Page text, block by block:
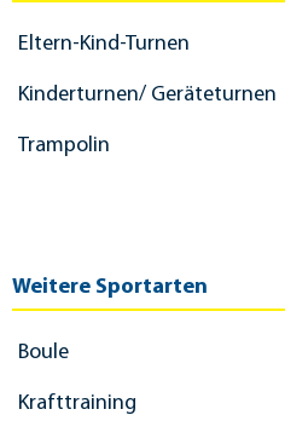
Eltern-Kind-Turnen
Kinderturnen/ Geräteturnen
Trampolin
Weitere Sportarten
Boule
Krafttraining